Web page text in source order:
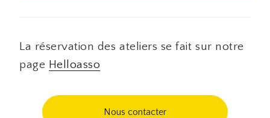
La réservation des ateliers se fait sur notre
page Helloasso
Nous contacter